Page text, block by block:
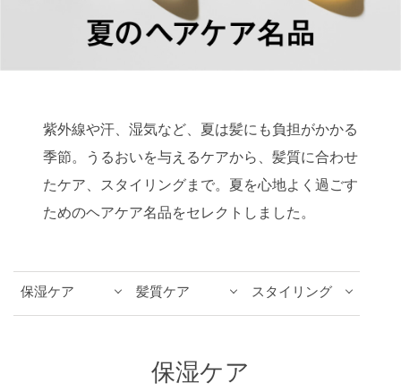
紫外線や汗、湿気など、夏は髪にも負担がかかる
季節。うるおいを与えるケアから、髪質に合わせ
たケア、スタイリングまで。夏を心地よく過ごす
ためのヘアケア名品をセレクトしました。
保湿ケア 髪質ケア スタイリング
保湿ケア